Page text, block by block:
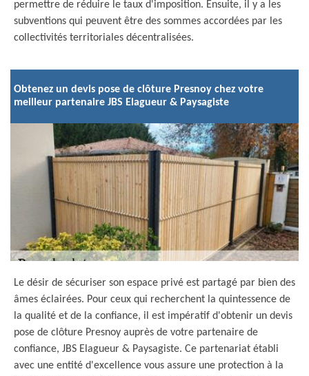
permettre de réduire le taux d'imposition. Ensuite, il y a les
subventions qui peuvent être des sommes accordées par les
collectivités territoriales décentralisées.
Obtenez un devis pose de clôture Presnoy chez votre
meilleur partenaire JBS Elagueur & Paysagiste
Le désir de sécuriser son espace privé est partagé par bien des
âmes éclairées. Pour ceux qui recherchent la quintessence de
la qualité et de la confiance, il est impératif d'obtenir un devis
pose de clôture Presnoy auprès de votre partenaire de
confiance, JBS Elagueur & Paysagiste. Ce partenariat établi
avec une entité d'excellence vous assure une protection à la